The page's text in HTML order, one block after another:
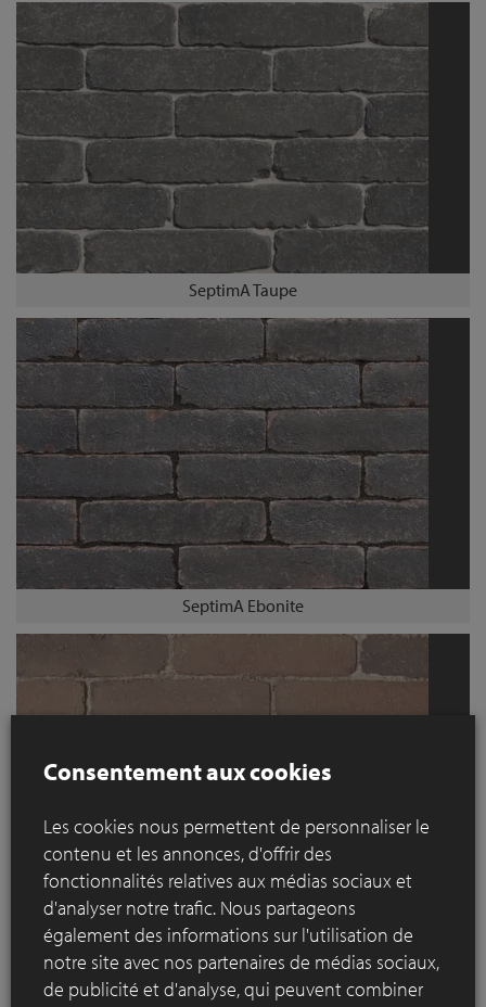
SeptimA Taupe
SeptimA Ebonite
SeptimA Terrestre
Consentement aux cookies
Les cookies nous permettent de personnaliser le
contenu et les annonces, d'offrir des
fonctionnalités relatives aux médias sociaux et
d'analyser notre trafic. Nous partageons
également des informations sur l'utilisation de
notre site avec nos partenaires de médias sociaux,
de publicité et d'analyse, qui peuvent combiner